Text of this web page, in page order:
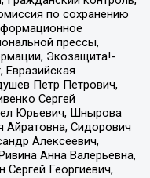
по сохранению
прессы,
Экозащита!-
Петр Петрович,
Сергей
Юрьевич, Шнырова
Сидорович
Алексеевич,
Анна Валерьевна,
Георгиевич,